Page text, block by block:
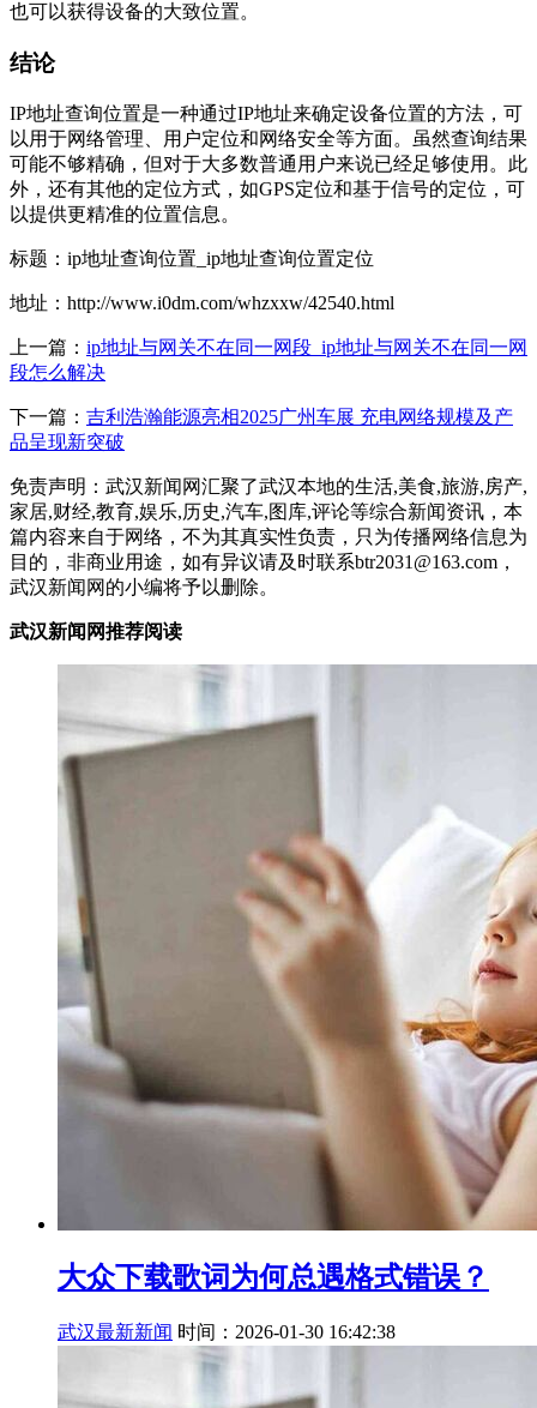
也可以获得设备的大致位置。
结论
IP地址查询位置是一种通过IP地址来确定设备位置的方法，可
以用于网络管理、用户定位和网络安全等方面。虽然查询结果
可能不够精确，但对于大多数普通用户来说已经足够使用。此
外，还有其他的定位方式，如GPS定位和基于信号的定位，可
以提供更精准的位置信息。
标题：ip地址查询位置_ip地址查询位置定位
地址：http://www.i0dm.com/whzxxw/42540.html
上一篇： ip地址与网关不在同一网段_ip地址与网关不在同一网
段怎么解决
下一篇： 吉利浩瀚能源亮相2025广州车展 充电网络规模及产
品呈现新突破
免责声明：武汉新闻网汇聚了武汉本地的生活,美食,旅游,房产,
家居,财经,教育,娱乐,历史,汽车,图库,评论等综合新闻资讯，本
篇内容来自于网络，不为其真实性负责，只为传播网络信息为
目的，非商业用途，如有异议请及时联系btr2031@163.com，
武汉新闻网的小编将予以删除。
武汉新闻网推荐阅读
大众下载歌词为何总遇格式错误？
武汉最新新闻 时间：2026-01-30 16:42:38